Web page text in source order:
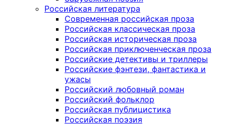
Российская литература
Современная российская проза
Российская классическая проза
Российская историческая проза
Российская приключенческая проза
Российские детективы и триллеры
Российские фэнтези, фантастика и
ужасы
Российский любовный роман
Российский фольклор
Российская публицистика
Российская поэзия